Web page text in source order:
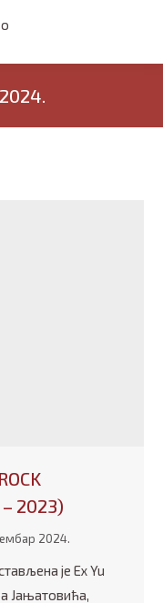
2023)
2024.
је Еx Yu
Јањатовића,